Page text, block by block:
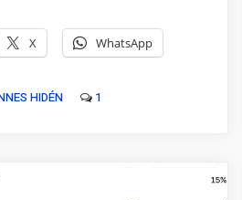
X WhatsApp
HIDÉN 1